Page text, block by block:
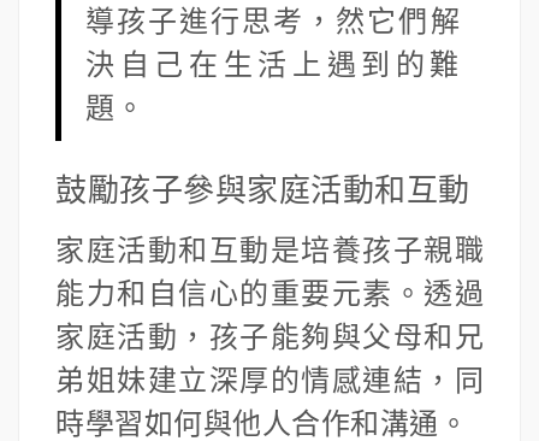
導孩子進行思考，然它們解
決自己在生活上遇到的難
題。
鼓勵孩子參與家庭活動和互動
家庭活動和互動是培養孩子親職
能力和自信心的重要元素。透過
家庭活動，孩子能夠與父母和兄
弟姐妹建立深厚的情感連結，同
時學習如何與他人合作和溝通。